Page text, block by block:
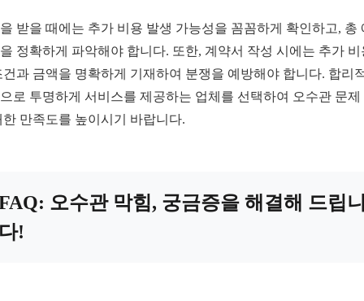
받을 때에는 추가 비용 발생 가능성을 꼼꼼하게 확인하고, 총
정확하게 파악해야 합니다. 또한, 계약서 작성 시에는 추가 비
건과 금액을 명확하게 기재하여 분쟁을 예방해야 합니다. 합리
로 투명하게 서비스를 제공하는 업체를 선택하여 오수관 문제
한 만족도를 높이시기 바랍니다.
오수관 막힘, 궁금증을 해결해 드립
!